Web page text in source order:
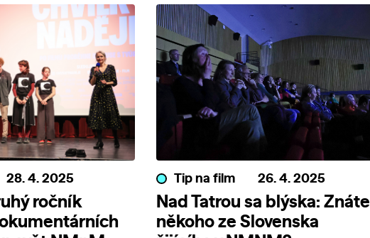
28. 4. 2025
ročník
Tip na film 26. 4. 2025
Nad Tatrou sa blýska: Znáte
někoho ze Slovenska